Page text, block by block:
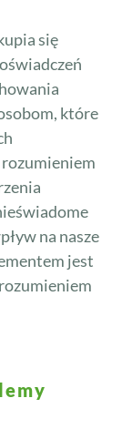
się
które
na nasze
jest